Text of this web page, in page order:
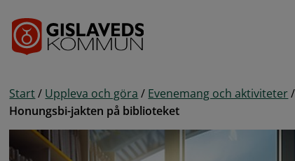
Start / Uppleva och göra / Evenemang och aktiviteter /
Honungsbi-jakten på biblioteket